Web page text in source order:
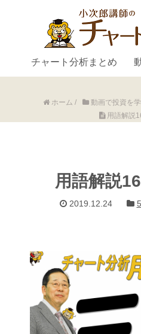
チャート分析まとめ
ホーム / 動画で投資を
用語解説
用語解説
2019.12.24